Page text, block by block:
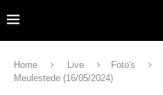
Home Live Foto's
Meulestede (16/05/2024)